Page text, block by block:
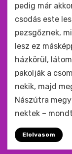
pedig már
csodás este
pezsgőznek,
lesz ez
házkörül,
pakolják a
nekik, majd
Nászútra
nektek –
Elolvasom